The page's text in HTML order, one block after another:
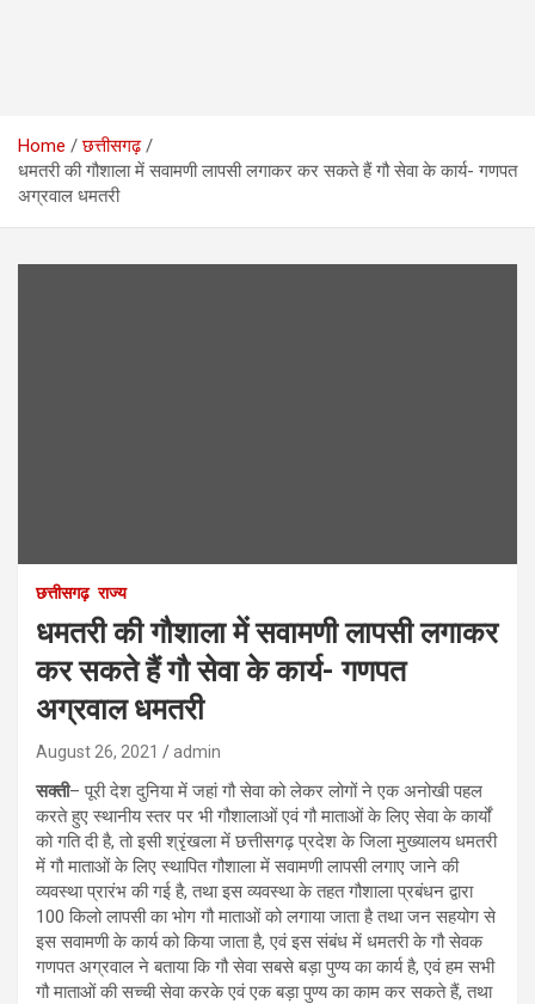
Home
छत्तीसगढ़
धमतरी की गौशाला में सवामणी लापसी लगाकर कर सकते हैं गौ सेवा के कार्य- गणपत
अग्रवाल धमतरी
छत्तीसगढ़ राज्य
धमतरी की गौशाला में सवामणी लापसी लगाकर
कर सकते हैं गौ सेवा के कार्य- गणपत
अग्रवाल धमतरी
August 26, 2021 admin
सक्ती– पूरी देश दुनिया में जहां गौ सेवा को लेकर लोगों ने एक अनोखी पहल
करते हुए स्थानीय स्तर पर भी गौशालाओं एवं गौ माताओं के लिए सेवा के कार्यों
को गति दी है, तो इसी श्रृंखला में छत्तीसगढ़ प्रदेश के जिला मुख्यालय धमतरी
में गौ माताओं के लिए स्थापित गौशाला में सवामणी लापसी लगाए जाने की
व्यवस्था प्रारंभ की गई है, तथा इस व्यवस्था के तहत गौशाला प्रबंधन द्वारा
100 किलो लापसी का भोग गौ माताओं को लगाया जाता है तथा जन सहयोग से
इस सवामणी के कार्य को किया जाता है, एवं इस संबंध में धमतरी के गौ सेवक
गणपत अग्रवाल ने बताया कि गौ सेवा सबसे बड़ा पुण्य का कार्य है, एवं हम सभी
गौ माताओं की सच्ची सेवा करके एवं एक बड़ा पुण्य का काम कर सकते हैं, तथा